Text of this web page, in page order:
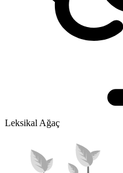
Leksikal Ağaç